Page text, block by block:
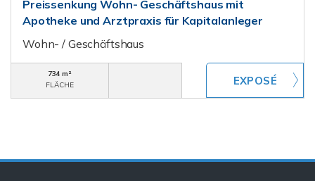
Preissenkung Wohn- Geschäftshaus mit
Apotheke und Arztpraxis für Kapitalanleger
Wohn- / Geschäftshaus
734 m²
FLÄCHE